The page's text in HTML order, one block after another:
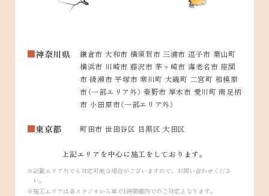
神奈川県
鎌倉市 大和市 横須賀市 三浦市 逗子市 葉山町
横浜市 川崎市 藤沢市 茅ヶ崎市 海老名市 座間
市 綾瀬市 平塚市 寒川町 大磯町 二宮町 相模原
市（一部エリア外） 秦野市 厚木市 愛川町 南足柄
市 小田原市（一部エリア外）
東京都 町田市 世田谷区 目黒区 大田区
上記エリアを中心に施工をしております。
記載エリア外でも対応可能な場合がございますので、お問い合わせくださ
い。
施工エリアは各スタジオから車で1時間圏内でのご対応となります。